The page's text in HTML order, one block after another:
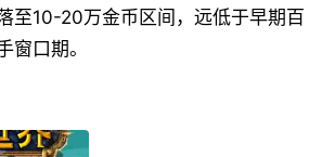
至10-20万金币区间，远低于早期百
窗口期。